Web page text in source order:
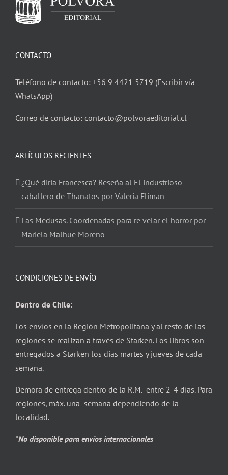
CONTACTO
Teléfono de contacto: +56 9 4421 5719 (Escribir vía
WhatsApp)
Correo de contacto: contacto@polvoraeditorial.cl
ARTÍCULOS RECIENTES
¿Qué diría Francesca? Reseña al El industrioso
caballero de Thanatos por Valeria Fliman
Las Medusas. Coordenadas para re velar el horror por
Mariela Malhue Moreno
CONDICIONES DE ENVÍO
Dentro de Chile:
Los envíos en la Región Metropolitana y al resto de las
regiones se realizan a través de Starken. Los libros son
entregados a Starken los días martes y jueves de cada
semana.
Demora de entrega dentro de la R.M. entre 2-4 días. Para
regiones, máx. una semana dependiendo de la
localidad.
*No disponible para envíos internacionales